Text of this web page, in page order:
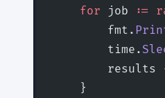
    for
job :=
        fmt.
        time.
        results
    }